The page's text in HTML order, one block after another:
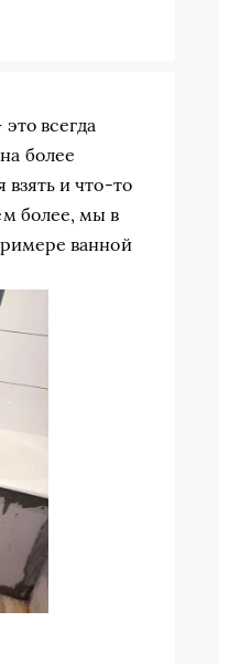
всегда
более
взять и что-то
более, мы в
ванной